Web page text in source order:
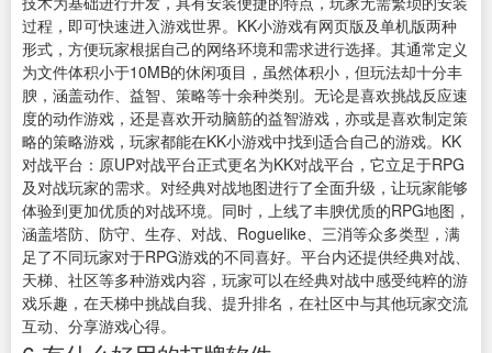
过程，即可快速进入游戏世界。KK小游戏有网页版及单机版两种
形式，方便玩家根据自己的网络环境和需求进行选择。其通常定义
为文件体积小于10MB的休闲项目，虽然体积小，但玩法却十分丰
腴，涵盖动作、益智、策略等十余种类别。无论是喜欢挑战反应速
度的动作游戏，还是喜欢开动脑筋的益智游戏，亦或是喜欢制定策
略的策略游戏，玩家都能在KK小游戏中找到适合自己的游戏。KK
对战平台：原UP对战平台正式更名为KK对战平台，它立足于RPG
及对战玩家的需求。对经典对战地图进行了全面升级，让玩家能够
体验到更加优质的对战环境。同时，上线了丰腴优质的RPG地图，
涵盖塔防、防守、生存、对战、Roguelike、三消等众多类型，满
足了不同玩家对于RPG游戏的不同喜好。平台内还提供经典对战、
天梯、社区等多种游戏内容，玩家可以在经典对战中感受纯粹的游
戏乐趣，在天梯中挑战自我、提升排名，在社区中与其他玩家交流
互动、分享游戏心得。